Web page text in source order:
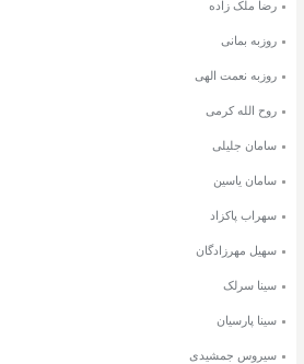
رضا ملک زاده
روزبه بمانی
روزبه نعمت الهی
روح الله کرمی
سامان جلیلی
سامان یاسین
سهراب پاکزاد
سهیل مهرزادگان
سینا سرلک
سینا پارسیان
سیروس جمشیدی